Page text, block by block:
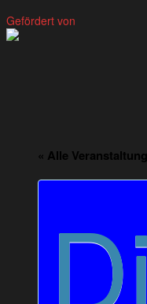
Gefördert von
« Alle